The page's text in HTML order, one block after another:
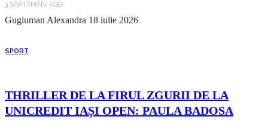
3 SĂPTĂMÂNI AGO
Gugiuman Alexandra 18 iulie 2026
SPORT
THRILLER DE LA FIRUL ZGURII DE LA
UNICREDIT IAȘI OPEN: PAULA BADOSA